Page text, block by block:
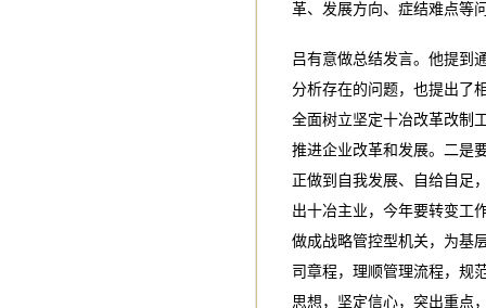
革、发展方向、症结难点等
吕有意做总结发言。他提到
分析存在的问题，也提出了
全面树立坚定十冶改革改制
推进企业改革和发展。二是
正做到自我发展、自给自足
出十冶主业，今年要转变工
做成战略管控型机关，为基
司章程，理顺管理流程，规
思想，坚定信心，突出重点